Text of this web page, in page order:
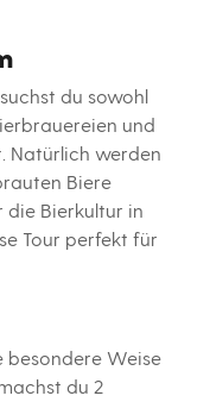
du sowohl
und
Natürlich werden
Biere
die Bierkultur in
Tour perfekt für
besondere Weise
du 2